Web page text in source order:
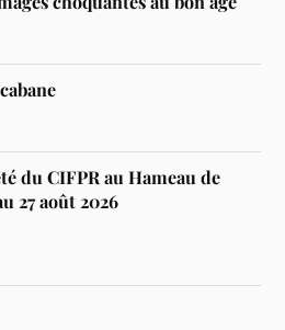
du CIFPR au Hameau de
27 août 2026